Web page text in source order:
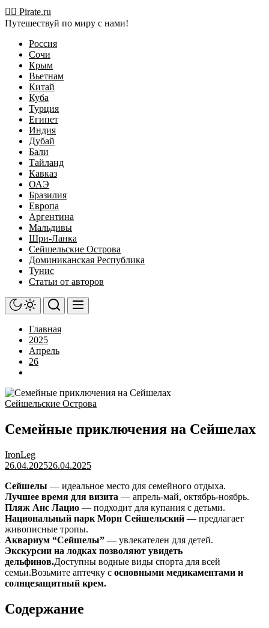
Перейти
к
содержимому
🏴‍☠️ Pirate.ru
Путешествуй по миру с нами!
Россия
Сочи
Крым
Вьетнам
Китай
Куба
Турция
Египет
Индия
Дубай
Бали
Тайланд
Кавказ
ОАЭ
Бразилия
Европа
Аргентина
Мальдивы
Шри-Ланка
Сейшельские Острова
Доминиканская Республика
Тунис
Статьи от авторов
Главная
2025
Апрель
26
Сейшельские Острова
Семейные приключения на Сейшелах
IronLeg
26.04.202526.04.2025
Сейшелы — идеальное место для семейного отдыха.
Лучшее время для визита — апрель-май, октябрь-ноябрь.
Пляж Анс Лацио — подходит для купания с детьми.
Национальный парк Морн Сейшельский — предлагает
живописные тропы.
Аквариум “Сейшелы” — увлекателен для детей.
Экскурсии на лодках позволяют увидеть
дельфинов.Доступны водные виды спорта для всей
семьи.Возьмите аптечку с основными медикаментами и
солнцезащитный крем.
Содержание